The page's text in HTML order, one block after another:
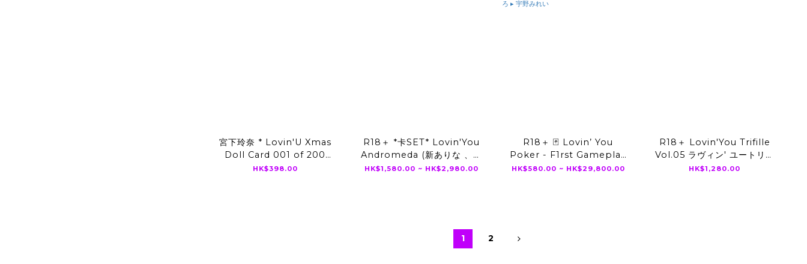
宮下玲奈 * Lovin'U Xmas
Doll Card 001 of 200
*Lovin’ You Trifille Vol.02
HK$398.00
R18＋ *卡SET* Lovin'You
Andromeda (新ありな 、桃
乃木かな、宮下玲奈、村上悠
HK$1,580.00 ~ HK$2,980.00
R18＋ 🃏 Lovin’ You
Poker - F1rst Gameplay
🃏▸ 新ありな ▸ 桃乃木かな ▸
HK$580.00 ~ HK$29,800.00
R18＋ Lovin'You Trifille
Vol.05 ラヴィン' ユートリフ
ィールVol5 ( 香水じゅん 浅
HK$1,280.00
1 2